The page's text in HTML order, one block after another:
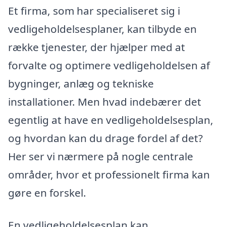
Et firma, som har specialiseret sig i
vedligeholdelsesplaner, kan tilbyde en
række tjenester, der hjælper med at
forvalte og optimere vedligeholdelsen af
bygninger, anlæg og tekniske
installationer. Men hvad indebærer det
egentlig at have en vedligeholdelsesplan,
og hvordan kan du drage fordel af det?
Her ser vi nærmere på nogle centrale
områder, hvor et professionelt firma kan
gøre en forskel.